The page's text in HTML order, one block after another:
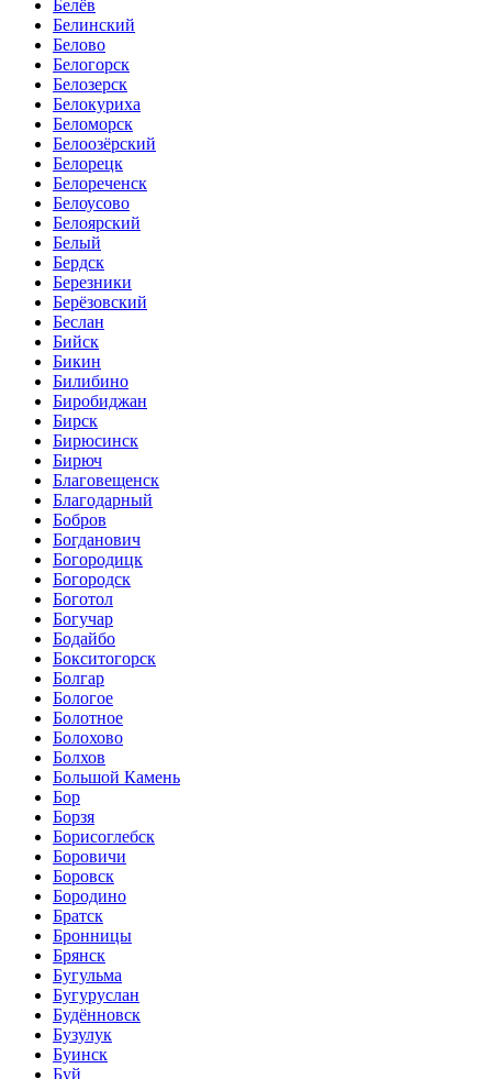
Белёв
Белинский
Белово
Белогорск
Белозерск
Белокуриха
Беломорск
Белоозёрский
Белорецк
Белореченск
Белоусово
Белоярский
Белый
Бердск
Березники
Берёзовский
Беслан
Бийск
Бикин
Билибино
Биробиджан
Бирск
Бирюсинск
Бирюч
Благовещенск
Благодарный
Бобров
Богданович
Богородицк
Богородск
Боготол
Богучар
Бодайбо
Бокситогорск
Болгар
Бологое
Болотное
Болохово
Болхов
Большой Камень
Бор
Борзя
Борисоглебск
Боровичи
Боровск
Бородино
Братск
Бронницы
Брянск
Бугульма
Бугуруслан
Будённовск
Бузулук
Буинск
Буй